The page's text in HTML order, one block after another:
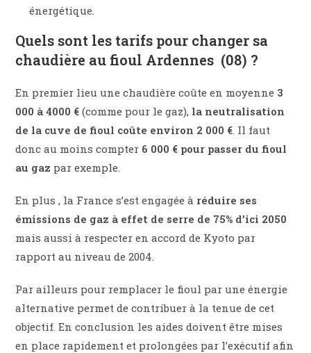
énergétique.
Quels sont les tarifs pour changer sa
chaudière au fioul Ardennes (08) ?
En premier lieu une chaudière coûte en moyenne 3
000 à 4000 €(comme pour le gaz), la neutralisation
de la cuve de fioul coûte environ 2 000 € . Il faut
donc au moins compter 6 000 € pour passer du fioul
au gaz par exemple.
En plus , la France s’est engagée à réduire ses
émissions de gaz à effet de serre de 75% d’ici 2050
mais aussi à respecter en accord de Kyoto par
rapport au niveau de 2004.
Par ailleurs pour remplacer le fioul par une énergie
alternative permet de contribuer à la tenue de cet
objectif. En conclusion les aides doivent être mises
en place rapidement et prolongées par l’exécutif afin